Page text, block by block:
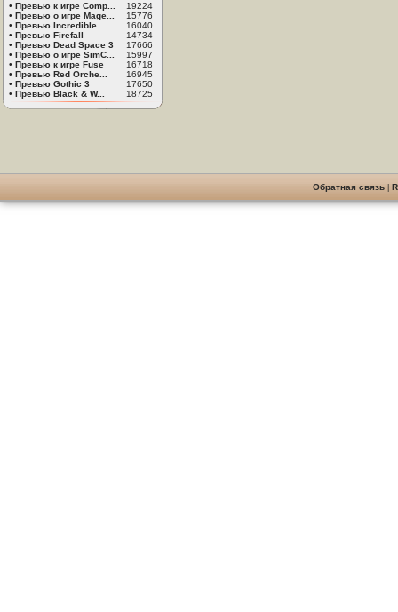
• Превью к игре Comp...
19224
• Превью о игре Mage...
15776
• Превью Incredible ...
16040
• Превью Firefall
14734
• Превью Dead Space 3
17666
• Превью о игре SimC...
15997
• Превью к игре Fuse
16718
• Превью Red Orche...
16945
• Превью Gothic 3
17650
• Превью Black & W... 18725
Обратная связь